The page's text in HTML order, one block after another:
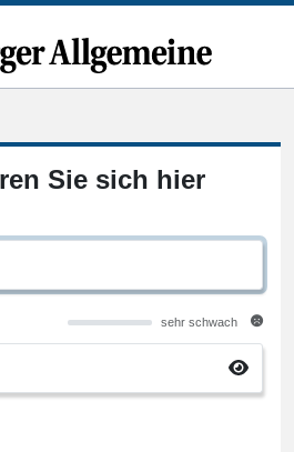
Sie sich hier
sehr schwach